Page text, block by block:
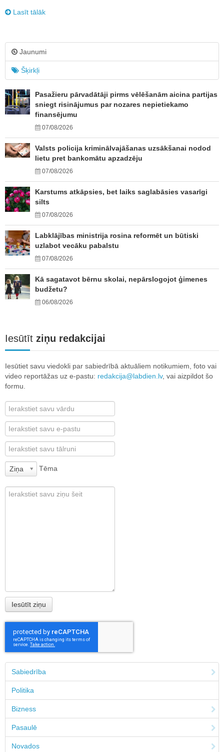
Lasīt tālāk
Jaunumi
Šķirkļi
Pasažieru pārvadātāji pirms vēlēšanām aicina partijas
sniegt risinājumus par nozares nepietiekamo
finansējumu
07/08/2026
Valsts policija kriminālvajāšanas uzsākšanai nodod
lietu pret bankomātu apzadzēju
07/08/2026
Karstums atkāpsies, bet laiks saglabāsies vasarīgi
silts
07/08/2026
Labklājības ministrija rosina reformēt un būtiski
uzlabot vecāku pabalstu
07/08/2026
Kā sagatavot bērnu skolai, nepārslogojot ģimenes
budžetu?
06/08/2026
Iesūtīt ziņu redakcijai
Iesūtiet savu viedokli par sabiedrībā aktuāliem notikumiem, foto vai
video reportāžas uz e-pastu: redakcija@labdien.lv, vai aizpildot šo
formu.
Ziņa Tēma
Sabiedrība
Politika
Bizness
Pasaulē
Novados